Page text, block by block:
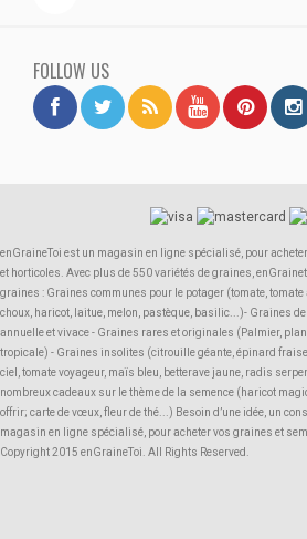
FOLLOW US
enGraineToi est un magasin en ligne spécialisé, pour
et horticoles. Avec plus de 550 variétés de graines,
graines : Graines communes pour le potager (tomate, tomate
choux, haricot, laitue, melon, pastèque, basilic...)- Graines
annuelle et vivace - Graines rares et originales (Palmier,
tropicale) - Graines insolites (citrouille géante, épinard
ciel, tomate voyageur, maïs bleu, betterave jaune, radis
nombreux cadeaux sur le thème de la semence (haricot
offrir; carte de vœux, fleur de thé...) Besoin d’une idée, un
magasin en ligne spécialisé, pour acheter vos graines et
Copyright 2015 enGraineToi. All Rights Reserved.